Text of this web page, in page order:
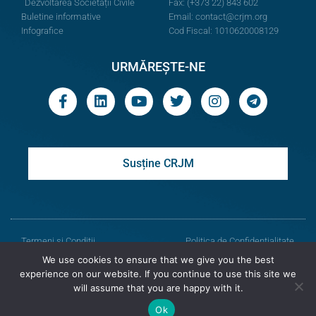
Dezvoltarea Societății Civile
Buletine informative
Infografice
Fax: (+373 22) 843 602
Email: contact@crjm.org
Cod Fiscal: 1010620008129
URMĂREȘTE-NE
Susține CRJM
Termeni și Condiții
Politica de Confidențialitate
© Toate drepturile rezervate
Centrul de Resurse Juridice din Moldova
We use cookies to ensure that we give you the best
experience on our website. If you continue to use this site we
will assume that you are happy with it.
Ok